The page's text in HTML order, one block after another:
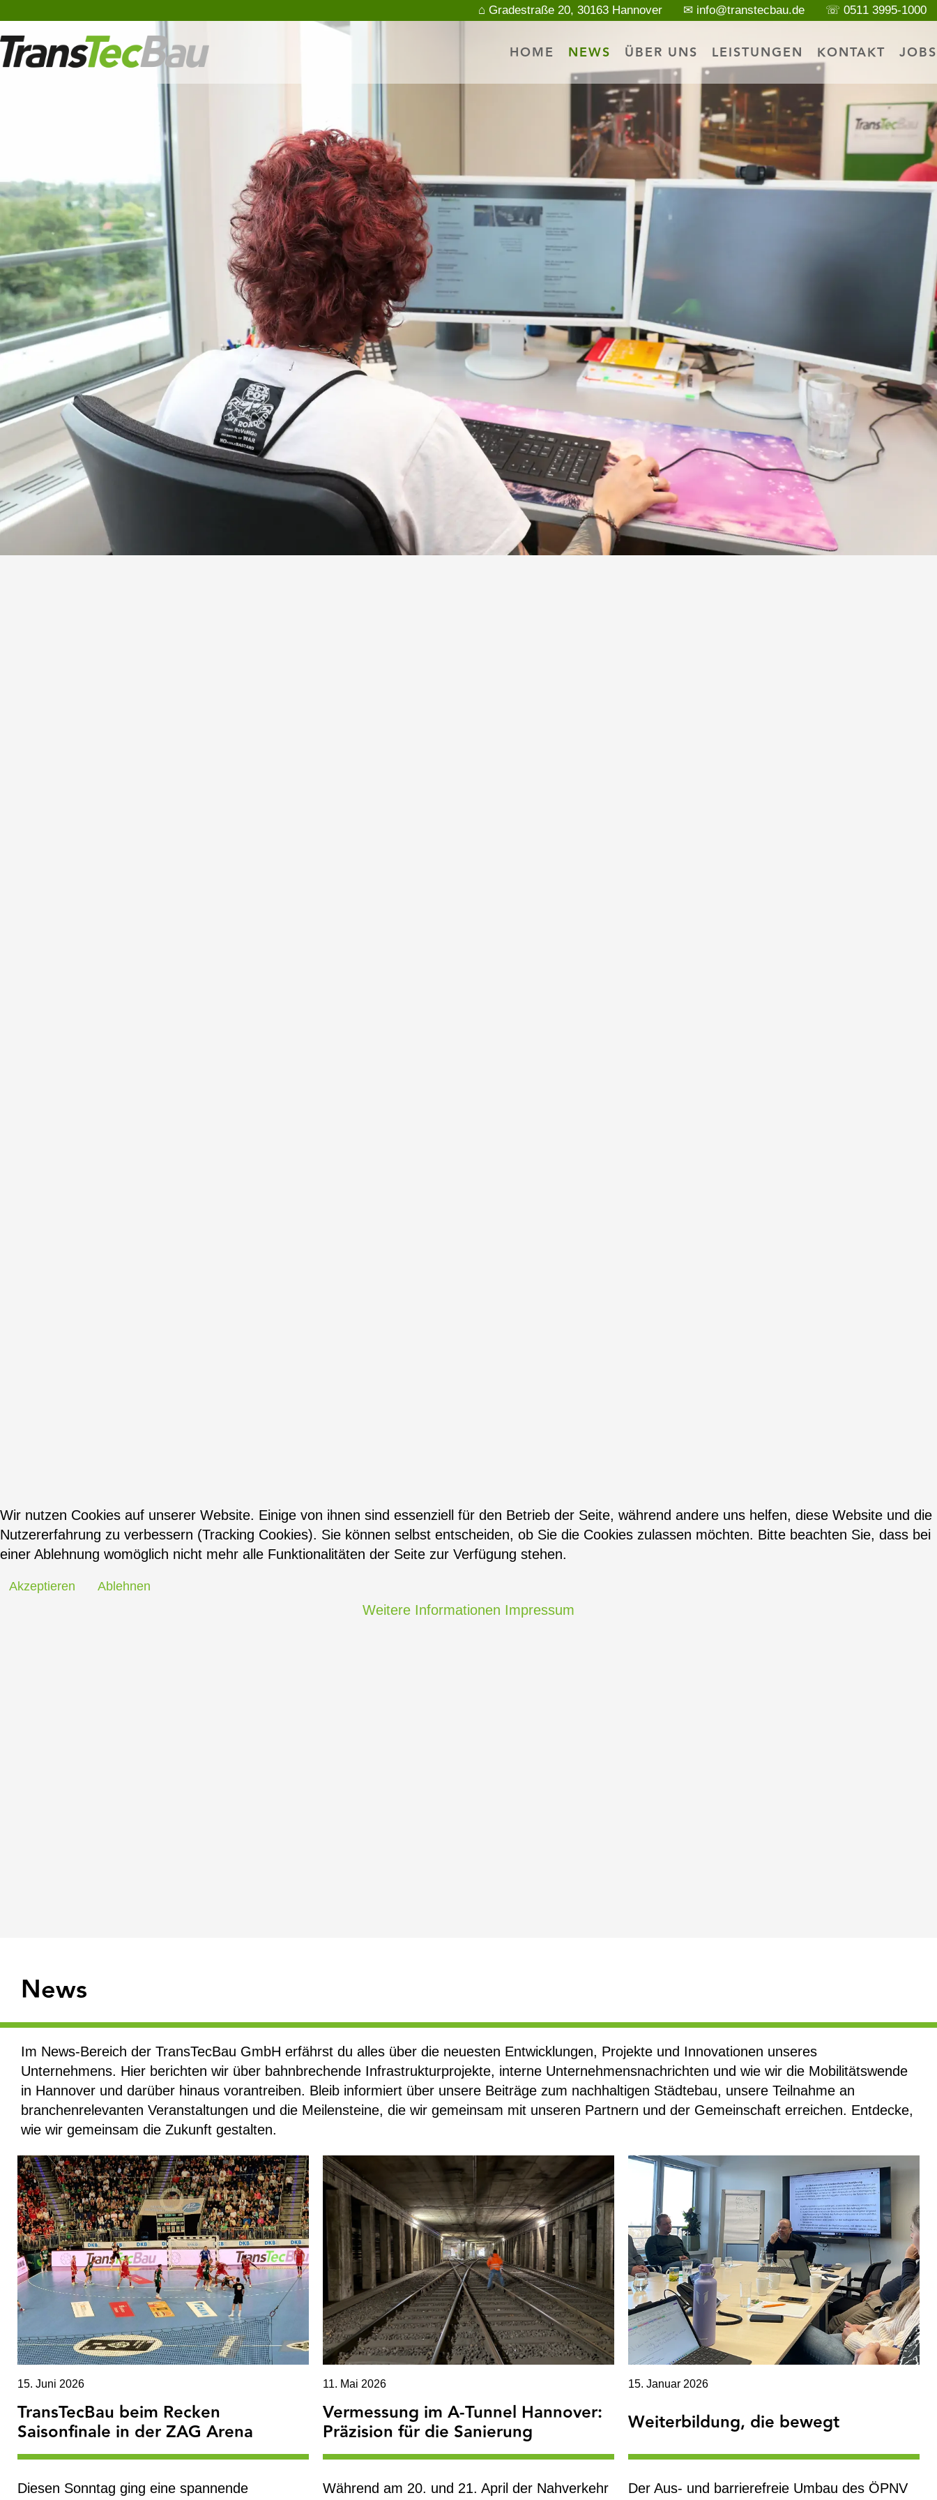
⌂ Gradestraße 20, 30163 Hannover ✉ info@transtecbau.de ☏ 0511 3995-1000
HOME NEWS ÜBER UNS LEISTUNGEN KONTAKT JOBS
News
Im News-Bereich der TransTecBau GmbH erfährst du alles über die neuesten Entwicklungen, Projekte und Innovationen unseres
Unternehmens. Hier berichten wir über bahnbrechende Infrastrukturprojekte, interne Unternehmensnachrichten und wie wir die Mobilitätswende
in Hannover und darüber hinaus vorantreiben. Bleib informiert über unsere Beiträge zum nachhaltigen Städtebau, unsere Teilnahme an
branchenrelevanten Veranstaltungen und die Meilensteine, die wir gemeinsam mit unseren Partnern und der Gemeinschaft erreichen. Entdecke,
wie wir gemeinsam die Zukunft gestalten.
15. Juni 2026
TransTecBau beim Recken
Saisonfinale in der ZAG Arena
Diesen Sonntag ging eine spannende
11. Mai 2026
Vermessung im A-Tunnel Hannover:
Präzision für die Sanierung
Während am 20. und 21. April der Nahverkehr
15. Januar 2026
Weiterbildung, die bewegt
Der Aus- und barrierefreie Umbau des ÖPNV
Wir nutzen Cookies auf unserer Website. Einige von ihnen sind essenziell für den Betrieb der Seite, während andere uns helfen, diese Website und die
Nutzererfahrung zu verbessern (Tracking Cookies). Sie können selbst entscheiden, ob Sie die Cookies zulassen möchten. Bitte beachten Sie, dass bei
einer Ablehnung womöglich nicht mehr alle Funktionalitäten der Seite zur Verfügung stehen.
Akzeptieren Ablehnen
Weitere Informationen Impressum